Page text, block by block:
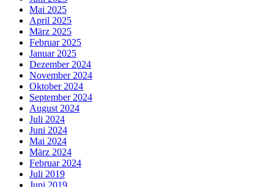
Mai 2025
April 2025
März 2025
Februar 2025
Januar 2025
Dezember 2024
November 2024
Oktober 2024
September 2024
August 2024
Juli 2024
Juni 2024
Mai 2024
März 2024
Februar 2024
Juli 2019